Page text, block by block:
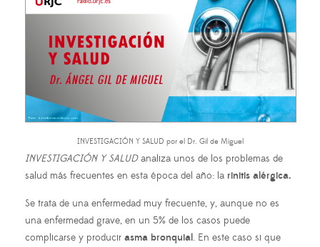
INVESTIGACIÓN Y SALUD por el Dr. Gil de Miguel
INVESTIGACIÓN Y SALUDanaliza unos de los problemas de
salud más frecuentes en esta época del año: la rinitis alérgica.
Se trata de una enfermedad muy frecuente, y, aunque no es
una enfermedad grave, en un 5% de los casos puede
complicarse y producir asma bronquial. En este caso si que